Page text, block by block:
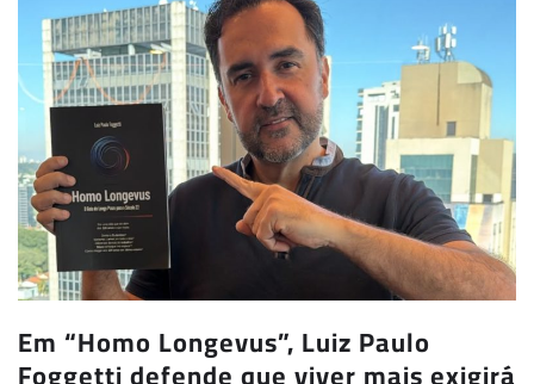
Em “Homo Longevus”, Luiz Paulo